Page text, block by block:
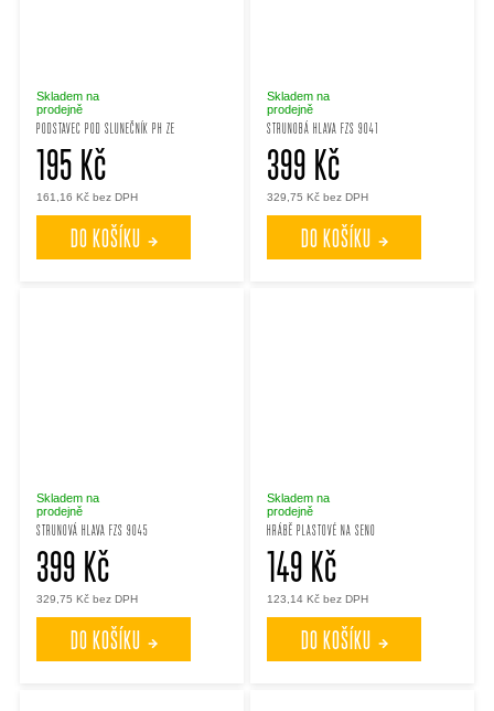
PODSTAVEC POD SLUNEČNÍK PH ZE
Skladem na
prodejně
161,16 Kč bez DPH
195 Kč
DO KOŠÍKU
STRUNOBÁ HLAVA FZS 9041
Skladem na
prodejně
329,75 Kč bez DPH
399 Kč
DO KOŠÍKU
STRUNOVÁ HLAVA FZS 9045
Skladem na
prodejně
329,75 Kč bez DPH
399 Kč
DO KOŠÍKU
HRÁBĚ PLASTOVÉ NA SENO
Skladem na
prodejně
123,14 Kč bez DPH
149 Kč
DO KOŠÍKU